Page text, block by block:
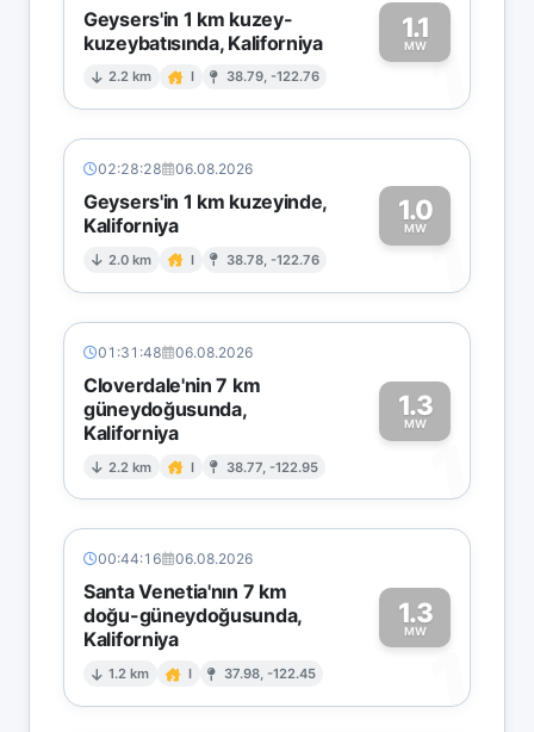
Geysers'in 1 km kuzey-
kuzeybatısında, Kaliforniya
2.2 km I 38.79, -122.76
1.1
MW1
02:28:28 06.08.2026
Geysers'in 1 km kuzeyinde,
Kaliforniya
2.0 km I 38.78, -122.76
1.0
MW1
01:31:48 06.08.2026
Cloverdale'nin 7 km
güneydoğusunda,
Kaliforniya
2.2 km I 38.77, -122.95
1.3
MW
1
00:44:16 06.08.2026
Santa Venetia'nın 7 km
doğu-güneydoğusunda,
Kaliforniya
1.2 km I 37.98, -122.45
1.3
MW
1